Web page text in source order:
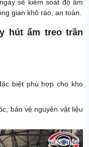
sẽ kiểm soát độ ẩm
gian khô ráo, an toàn.
hút ẩm treo trần
biệt phù hợp cho kho
bảo vệ nguyên vật liệu